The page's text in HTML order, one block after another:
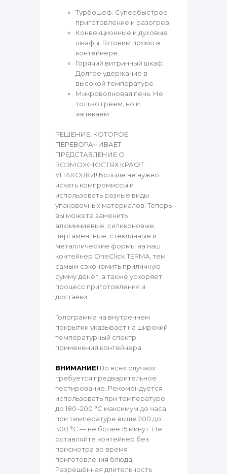
Турбошеф. Супербыстрое
приготовление и разогрев.
Конвекционные и духовые
шкафы. Готовим прямо в
контейнере.
Горячий витринный шкаф.
Долгое удержание в
высокой температуре.
Микроволновая печь. Не
только греем, но и
запекаем.
РЕШЕНИЕ, КОТОРОЕ
ПЕРЕВОРАЧИВАЕТ
ПРЕДСТАВЛЕНИЕ О
ВОЗМОЖНОСТЯХ КРАФТ
УПАКОВКИ! Больше не нужно
искать компромиссы и
использовать разные виды
упаковочных материалов. Теперь
вы можете заменить
алюминиевые, силиконовые,
пергаментные, стеклянные и
металлические формы на наш
контейнер OneClick TERMA, тем
самым сэкономить приличную
сумму денег, а также ускоряет
процесс приготовления и
доставки.
Голограмма на внутреннем
покрытии указывает на широкий
температурный спектр
применения контейнера.
ВНИМАНИЕ! Во всех случаях
требуется предварительное
тестирование. Рекомендуется
использовать при температуре
до 180–200 °C максимум до часа;
при температуре выше 200 до
300 °C — не более 15 минут. Не
оставляйте контейнер без
присмотра во время
приготовления блюда.
Разрешённая длительность